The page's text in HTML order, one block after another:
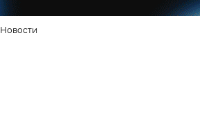
Новости